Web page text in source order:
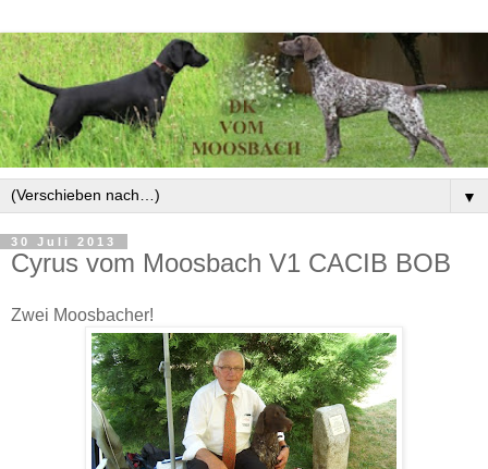
▼
30 Juli 2013
Cyrus vom Moosbach V1 CACIB BOB
Zwei Moosbacher!